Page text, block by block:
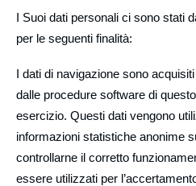
I Suoi dati personali ci sono stati
per le seguenti finalità:
I dati di navigazione sono
dalle procedure software di
esercizio. Questi dati vengono
informazioni statistiche anonime
controllarne il corretto
essere utilizzati per